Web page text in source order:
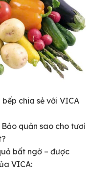
chia sẻ với VICA
quản sao cho tươi
bất ngờ – được
VICA: